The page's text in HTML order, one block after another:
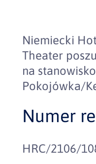
Niemiecki
Theater
na stanowisko
Pokojówka/
Numer
HRC/2106/